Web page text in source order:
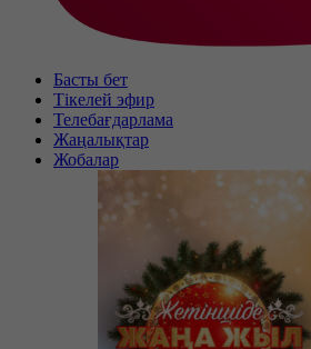
Басты бет
Тікелей эфир
Телебағдарлама
Жаңалықтар
Жобалар